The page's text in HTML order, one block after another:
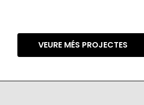
VEURE MÉS PROJECTES